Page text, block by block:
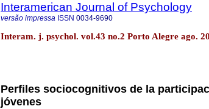
Interamerican Journal of Psychology
versão impressa ISSN 0034-9690
Interam. j. psychol. vol.43 no.2 Porto Alegre ago.
Perfiles sociocognitivos de la
jóvenes